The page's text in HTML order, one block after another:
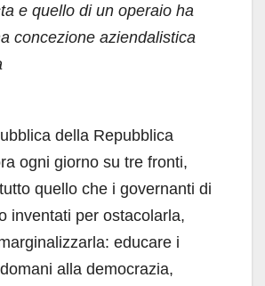
e quello di un operaio ha
concezione aziendalistica
della Repubblica
ogni giorno su tre fronti,
quello che i governanti di
inventati per ostacolarla,
educare i
alla democrazia,